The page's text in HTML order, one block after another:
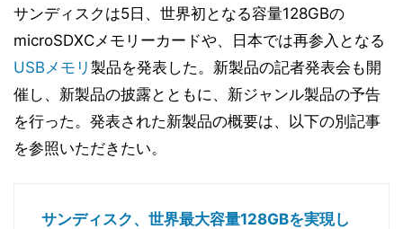
サンディスクは5日、世界初となる容量128GBの
microSDXCメモリーカードや、日本では再参入となる
USBメモリ 製品を発表した。新製品の記者発表会も開
催し、新製品の披露とともに、新ジャンル製品の予告
を行った。発表された新製品の概要は、以下の別記事
を参照いただきたい。
サンディスク、世界最大容量128GBを実現し